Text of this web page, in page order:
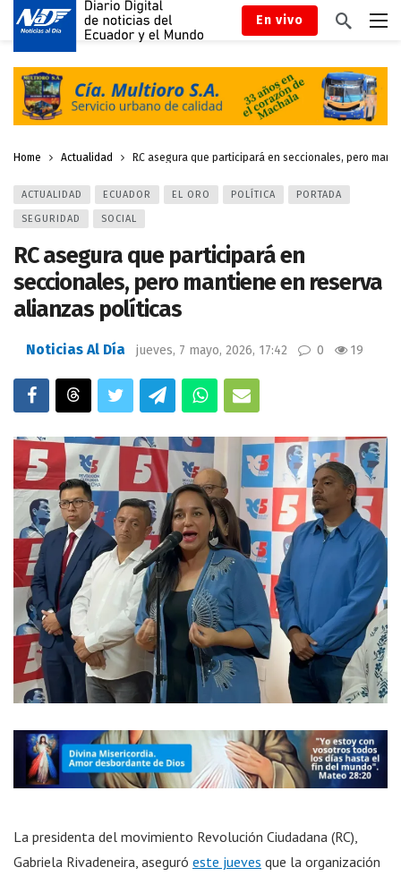
En vivo
Home Actualidad RC asegura que participará en seccionales, pero
ACTUALIDAD ECUADOR EL ORO POLÍTICA PORTADA
SEGURIDAD SOCIAL
RC asegura que participará en
seccionales, pero mantiene en reserva
alianzas políticas
Noticias Al Día jueves, 7 mayo, 2026, 17:42 0 19
La presidenta del movimiento Revolución Ciudadana (RC),
Gabriela Rivadeneira, aseguró este jueves que la organización